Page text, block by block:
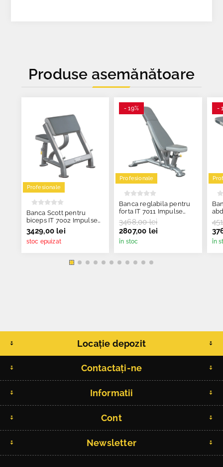
Produse asemănătoare
Profesionale
Banca Scott pentru
biceps IT 7002 Impulse
Fitness
3429,00 lei
stoc epuizat
- 19%
Profesionale
Banca reglabila pentru
forta IT 7011 Impulse
Fitness
3468,00 lei
2807,00 lei
în stoc
-
în
Locație depozit
Contactați-ne
Informatii
Cont
Newsletter